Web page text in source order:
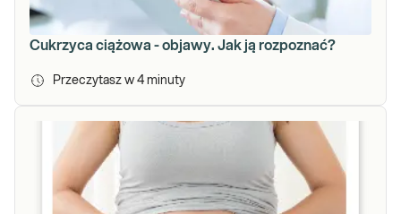
Cukrzyca ciążowa - objawy. Jak ją rozpoznać?
Przeczytasz w 4 minuty